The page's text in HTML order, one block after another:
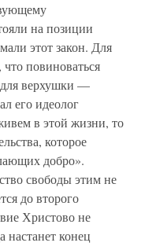
на позиции
этот закон. Для
что повиноваться
для верхушки —
его идеолог
в этой жизни, то
которое
добро».
свободы этим не
до второго
Христово не
настанет конец